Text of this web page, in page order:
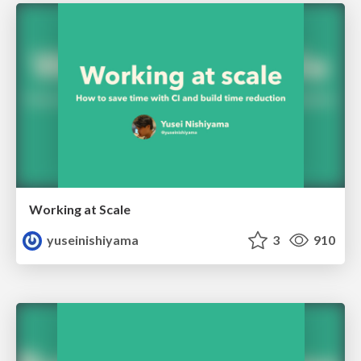
Working at Scale
yuseinishiyama
3 910